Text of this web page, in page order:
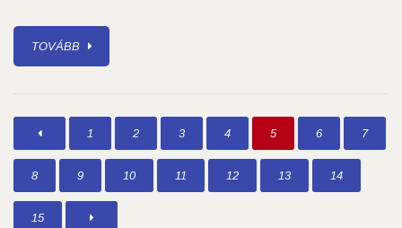
TOVÁBB
1 2 3 4 5 6 7
8 9 10 11 12 13 14
15